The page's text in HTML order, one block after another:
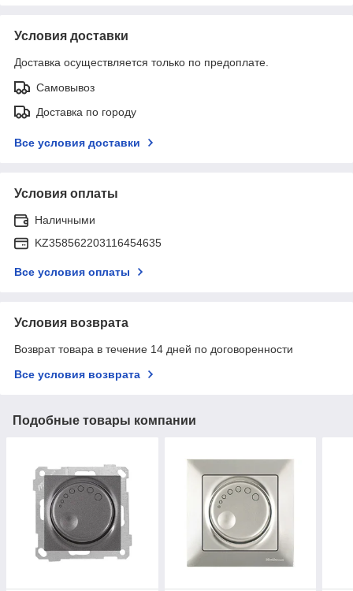
Условия доставки
Доставка осуществляется только по предоплате.
Самовывоз
Доставка по городу
Все условия доставки
Условия оплаты
Наличными
KZ358562203116454635
Все условия оплаты
Условия возврата
Возврат товара в течение 14 дней по договоренности
Все условия возврата
Подобные товары компании